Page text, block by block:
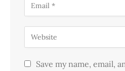
Save my name, email,